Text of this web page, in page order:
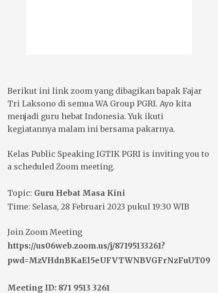
Berikut ini link zoom yang dibagikan bapak Fajar
Tri Laksono di semua WA Group PGRI. Ayo kita
menjadi guru hebat Indonesia. Yuk ikuti
kegiatannya malam ini bersama pakarnya.
Kelas Public Speaking IGTIK PGRI is inviting you to
a scheduled Zoom meeting.
Topic: Guru Hebat Masa Kini
Time: Selasa, 28 Februari 2023 pukul 19:30 WIB
Join Zoom Meeting
https://us06web.zoom.us/j/87195133261?
pwd=MzVHdnBKaEl5eUFVTWNBVGFrNzFuUT09
Meeting ID: 871 9513 3261